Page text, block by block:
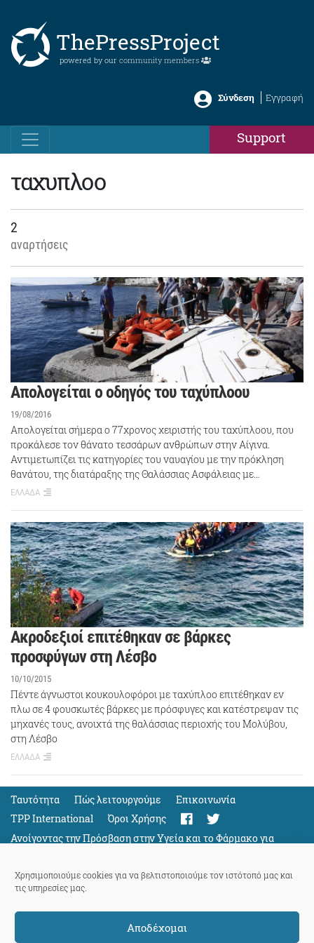
Χρησιμοποιούμε cookies για να βελτιστοποιούμε τον ιστότοπό μας και
τις υπηρεσίες μας.
Αποδέχομαι
ThePressProject
powered by our community members
Σύνδεση Εγγραφή
Support
ταχυπλοο
2
αναρτήσεις
Απολογείται ο οδηγός του ταχύπλοου
19/08/2016
Απολογείται σήμερα ο 77χρονος χειριστής του ταχύπλοου, που
προκάλεσε τον θάνατο τεσσάρων ανθρώπων στην Αίγινα.
Αντιμετωπίζει τις κατηγορίες του ναυαγίου με την πρόκληση
θανάτου, της διατάραξης της Θαλάσσιας Ασφάλειας με…
ΕΛΛΑΔΑ
Ακροδεξιοί επιτέθηκαν σε βάρκες
προσφύγων στη Λέσβο
10/10/2015
Πέντε άγνωστοι κουκουλοφόροι με ταχύπλοο επιτέθηκαν εν
πλω σε 4 φουσκωτές βάρκες με πρόσφυγες και κατέστρεψαν τις
μηχανές τους, ανοιχτά της θαλάσσιας περιοχής του Μολύβου,
στη Λέσβο
ΕΛΛΑΔΑ
Ταυτότητα Πώς λειτουργούμε
Eπικοινωνία
TPP International
Όροι Χρήσης
Ανοίγοντας την Πρόσβαση στην Υγεία και το Φάρμακο για
Όλους
Support
ThePressProject